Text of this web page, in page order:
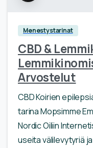
Menestystarinat
CBD &
Arvostelut
CBD Koirien
tarina Mopsimme
Nordic Oiliin
useita välilevytyriä